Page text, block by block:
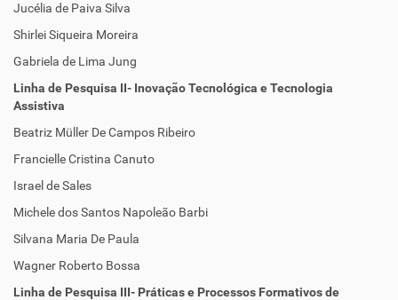
Jucélia de Paiva Silva
Shirlei Siqueira Moreira
Gabriela de Lima Jung
Linha de Pesquisa II- Inovação Tecnológica e Tecnologia
Assistiva
Beatriz Müller De Campos Ribeiro
Francielle Cristina Canuto
Israel de Sales
Michele dos Santos Napoleão Barbi
Silvana Maria De Paula
Wagner Roberto Bossa
Linha de Pesquisa III- Práticas e Processos Formativos de